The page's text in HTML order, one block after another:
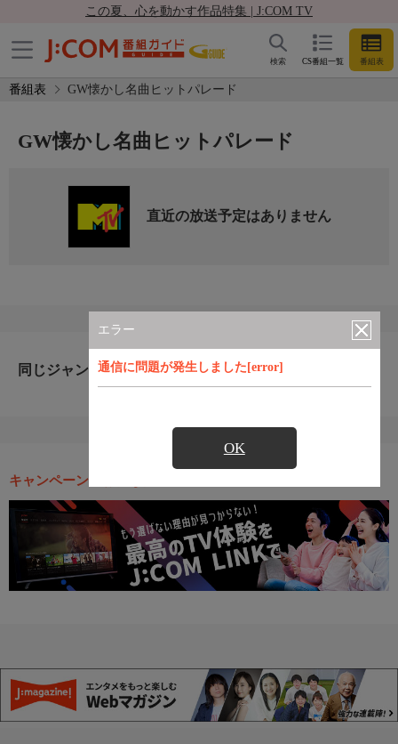
この夏、心を動かす作品特集 | J:COM TV
CS番組一覧 番組表
検索
番組表 GW懐かし名曲ヒットパレード
エラー
通信に問題が発生しました[error]
OK
GW懐かし名曲ヒットパレード
直近の放送予定はありません
同じジャンルのおすすめ番組
キャンペーン・お得な情報